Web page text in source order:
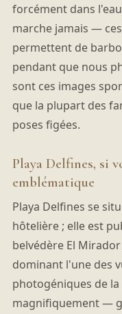
forcément dans
marche jamais —
permettent de
pendant que nous
sont ces images
que la plupart des
poses figées.
Playa Delfines, si
emblématique
Playa Delfines se
hôtelière ; elle est
belvédère El
dominant l'une des
photogéniques de
magnifiquement —